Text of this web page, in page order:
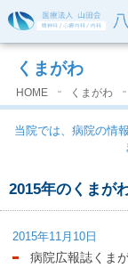
くまがわ
HOME くまがわ
当院では、病院の情
2015年のくまが
2015年11月10日
病院広報誌くま